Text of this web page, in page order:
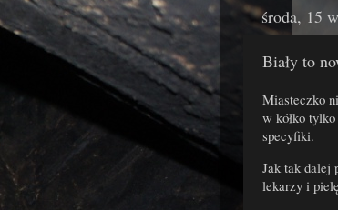
środa, 15
Biały to
Miasteczko
w kółko
specyfiki.
Jak tak dalej
lekarzy i